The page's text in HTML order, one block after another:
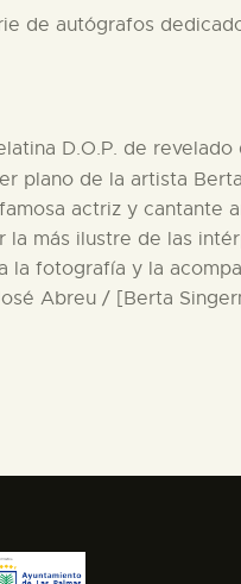
de autógrafos
D.O.P. de revelado
plano de la artista Berta
actriz y cantante
más ilustre de las
la fotografía y la
Abreu / [Berta